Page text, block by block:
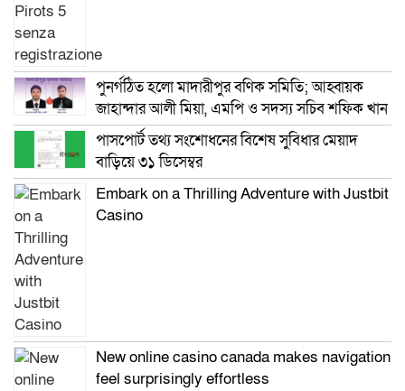
পুনর্গঠিত হলো মাদারীপুর বণিক সমিতি; আহ্বায়ক
জাহান্দার আলী মিয়া, এমপি ও সদস্য সচিব শফিক খান
পাসপোর্ট তথ্য সংশোধনের বিশেষ সুবিধার মেয়াদ
বাড়িয়ে ৩১ ডিসেম্বর
Embark on a Thrilling Adventure with Justbit
Casino
New online casino canada makes navigation
feel surprisingly effortless